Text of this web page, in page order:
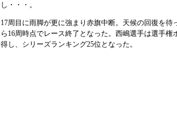
し・・・。
17周目に雨脚が更に強まり赤旗中断。天候の回復を待
ら16周時点でレース終了となった。西嶋選手は選手権
得し、シリーズランキング25位となった。